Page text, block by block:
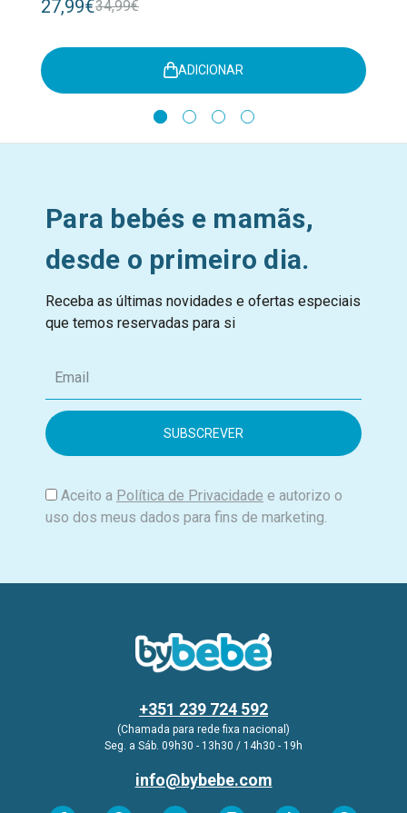
27,99€34,99€
ADICIONAR
Para bebés e mamãs,
desde o primeiro dia.
Receba as últimas novidades e ofertas especiais
que temos reservadas para si
m
i
Aceito a Política de Privacidade e autorizo o
uso dos meus dados para fins de marketing.
+351 239 724 592
(Chamada para rede fixa nacional)
Seg. a Sáb. 09h30 - 13h30 / 14h30 - 19h
info@bybebe.com